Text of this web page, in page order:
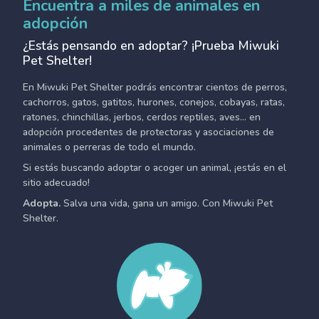
Encuentra a miles de animales en
adopción
¿Estás pensando en adoptar? ¡Prueba Miwuki
Pet Shelter!
En Miwuki Pet Shelter podrás encontrar cientos de perros,
cachorros, gatos, gatitos, hurones, conejos, cobayas, ratas,
ratones, chinchillas, jerbos, cerdos reptiles, aves... en
adopción procedentes de protectoras y asociaciones de
animales o perreras de todo el mundo.
Si estás buscando adoptar o acoger un animal, ¡estás en el
sitio adecuado!
Adopta. Salva una vida, gana un amigo. Con Miwuki Pet
Shelter.